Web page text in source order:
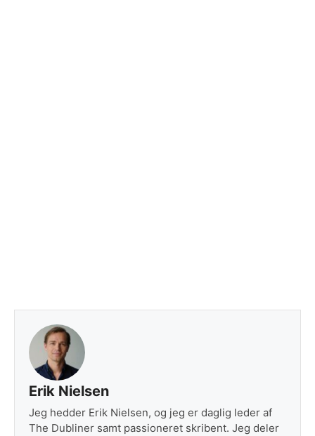
Erik Nielsen
Jeg hedder Erik Nielsen, og jeg er daglig leder af
The Dubliner samt passioneret skribent. Jeg deler